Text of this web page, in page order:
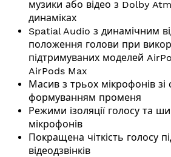
музики або відео з Dolby
динаміках
Spatial Audio з динамічним
положення голови при
підтримуваних моделей
AirPods Max
Масив з трьох мікрофонів
формуванням променя
Режими ізоляції голосу та
мікрофонів
Покращена чіткість голосу
відеодзвінків